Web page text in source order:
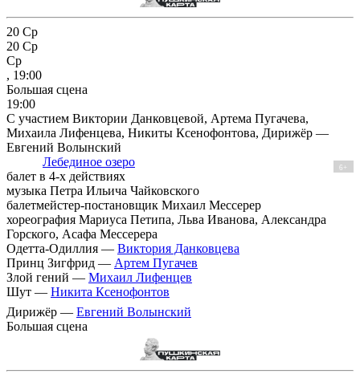
20 Ср
20 Ср
Ср
, 19:00
Большая сцена
19:00
С участием Виктории Данковцевой, Артема Пугачева,
Михаила Лифенцева, Никиты Ксенофонтова, Дирижёр —
Евгений Волынский
Лебединое озеро
6+
балет в 4-х действиях
музыка Петра Ильича Чайковского
балетмейстер-постановщик Михаил Мессерер
хореография Мариуса Петипа, Льва Иванова, Александра
Горского, Асафа Мессерера
Одетта-Одиллия — Виктория Данковцева
Принц Зигфрид — Артем Пугачев
Злой гений — Михаил Лифенцев
Шут — Никита Ксенофонтов
Дирижёр — Евгений Волынский
Большая сцена